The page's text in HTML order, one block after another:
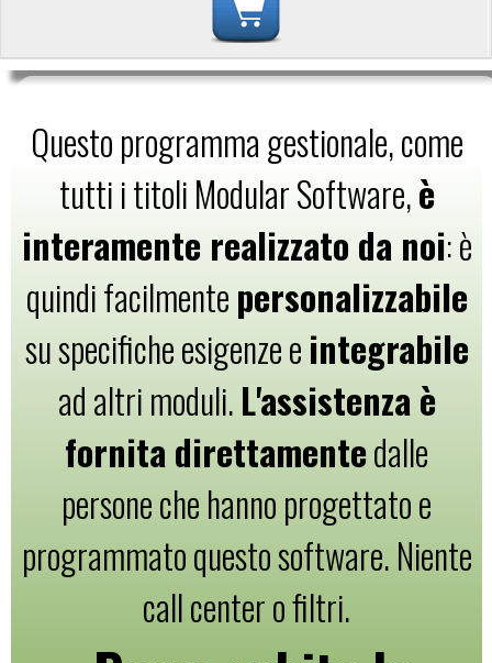
Questo programma gestionale, come
tutti i titoli Modular Software,è
interamente realizzato da noi: è
quindi facilmentepersonalizzabile
su specifiche esigenze eintegrabile
ad altri moduli.L'assistenza è
fornita direttamentedalle
persone che hanno progettato e
programmato questo software. Niente
call center o filtri.